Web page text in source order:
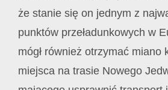
że stanie się on jednym z
punktów przeładunkowych w
mógł również otrzymać miano
miejsca na trasie Nowego